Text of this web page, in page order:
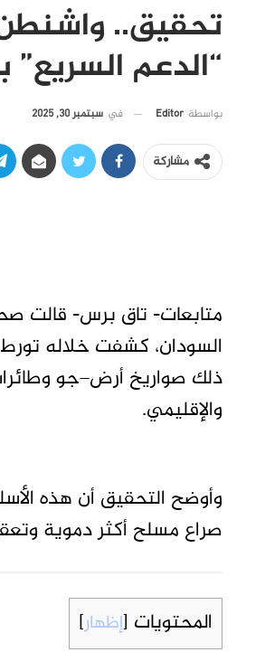
تحقيق..
“الدعم
بواسطة Editor في سبتمبر 30, 2025
مشاركة
متابعات- تاق برس- قالت
السودان، كشفت خلاله
ذلك صواريخ أرض–جو
والإقليمي.
وأوضح التحقيق أن هذه
صراع مسلح أكثر دموية
المحتويات [إظهار]